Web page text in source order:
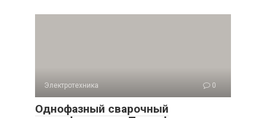
Электротехника 0
Однофазный сварочный